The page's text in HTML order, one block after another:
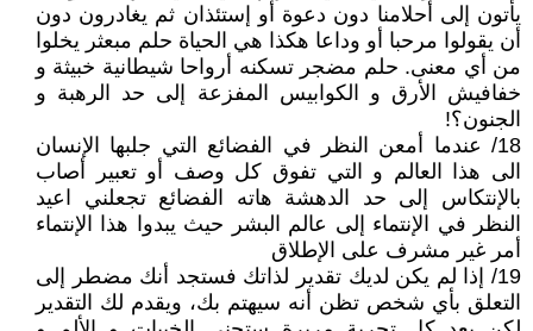
يأتون إلى أحلامنا دون دعوة أو إستئذان ثم يغادرون دون
أن يقولوا مرحبا أو وداعا هكذا هي الحياة حلم مبعثر يخلوا
من أي معنى. حلم مضجر تسكنه أرواحا شيطانية خبيثة و
خفافيش الأرق و الكوابيس المفزعة إلى حد الرهبة و
الجنون؟!
18/ عندما أمعن النظر في الفضائع التي جلبها الإنسان
الى هذا العالم و التي تفوق كل وصف أو تعبير أصاب
بالإنتكاس إلى حد الدهشة هاته الفضائع تجعلني اعيد
النظر في الإنتماء إلى عالم البشر حيث يبدوا هذا الإنتماء
أمر غير مشرف على الإطلاق
19/ إذا لم يكن لديك تقدير لذاتك فستجد أنك مضطر إلى
التعلق بأي شخص تظن أنه سيهتم بك، ويقدم لك التقدير